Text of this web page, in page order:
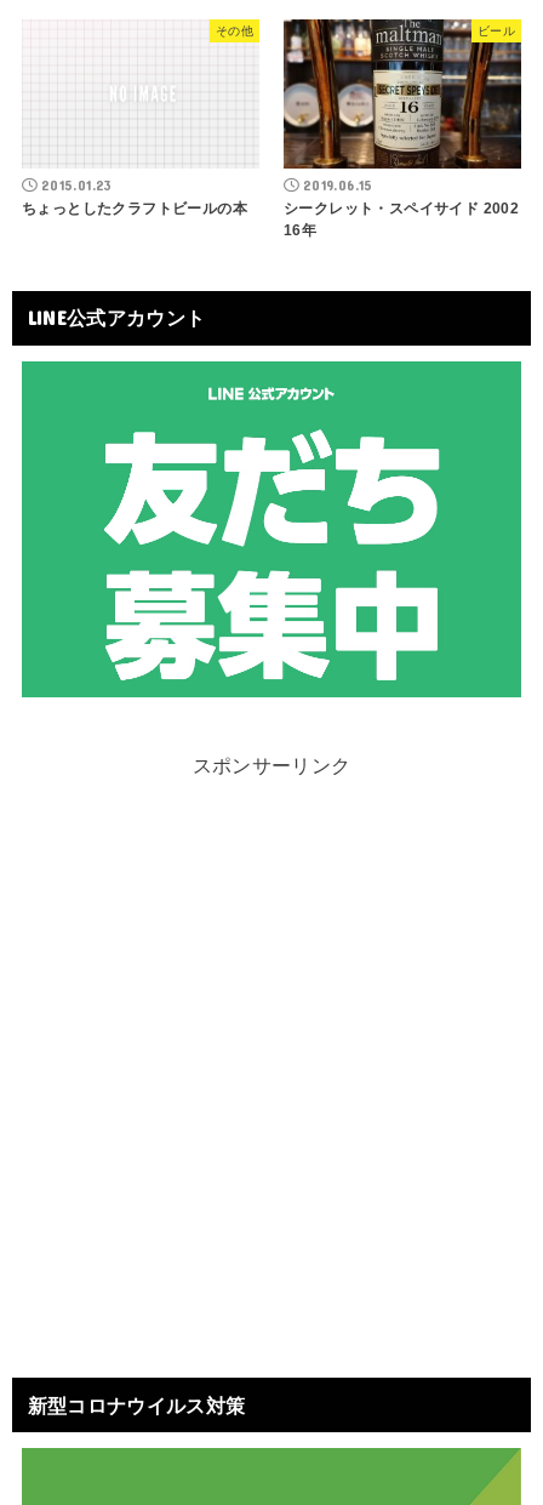
その他
2015.01.23
ちょっとしたクラフトビールの本
ビール
2019.06.15
シークレット・スペイサイド 2002
16年
LINE公式アカウント
スポンサーリンク
新型コロナウイルス対策